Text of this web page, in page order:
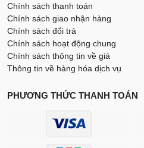
Chính sách thanh toán
Chính sách giao nhận hàng
Chính sách đổi trả
Chính sách hoạt động chung
Chính sách thông tin về giá
Thông tin về hàng hóa dịch vụ
PHƯƠNG THỨC THANH TOÁN